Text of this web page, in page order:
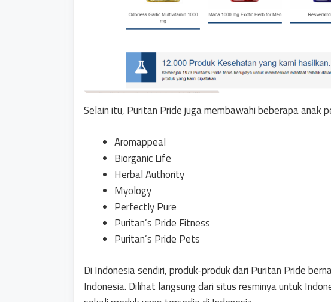
Selain itu, Puritan Pride juga membawahi beberapa anak
Aromappeal
Biorganic Life
Herbal Authority
Myology
Perfectly Pure
Puritan’s Pride Fitness
Puritan’s Pride Pets
Di Indonesia sendiri, produk-produk dari Puritan Pride
Indonesia. Dilihat langsung dari situs resminya untuk